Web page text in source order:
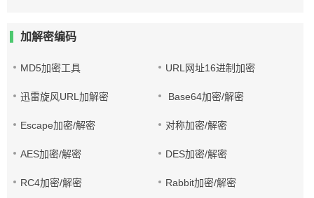
加解密编码
MD5加密工具 URL网址16进制加密
迅雷旋风URL加解密 Base64加密/解密
Escape加密/解密 对称加密/解密
AES加密/解密 DES加密/解密
RC4加密/解密 Rabbit加密/解密